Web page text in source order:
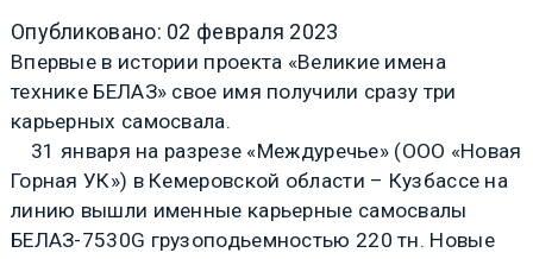
Опубликовано: 02 февраля 2023
Впервые в истории проекта «Великие имена
технике БЕЛАЗ» свое имя получили сразу три
карьерных самосвала.
31 января на разрезе «Междуречье» (ООО «Новая
Горная УК») в Кемеровской области – Кузбассе на
линию вышли именные карьерные самосвалы
БЕЛАЗ-7530G грузоподьемностью 220 тн. Новые